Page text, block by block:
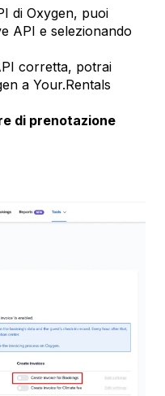
di Oxygen, puoi
API e selezionando
corretta, potrai
a Your.Rentals
di prenotazione